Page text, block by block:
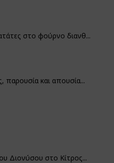
στο φούρνο διανθ...
παρουσία και απουσία...
Διονύσου στο Κίτρος...